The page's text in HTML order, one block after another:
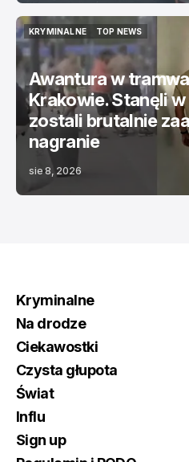
KRYMINALNE
KRYMINALNE
TOP NEWS
TOP NEWS
Awantura w
Krakowie. Stanęli
zostali brutalnie
nagranie
sie 8, 2026
Kryminalne
Na drodze
Ciekawostki
Czysta głupota
Świat
Influ
Sign up